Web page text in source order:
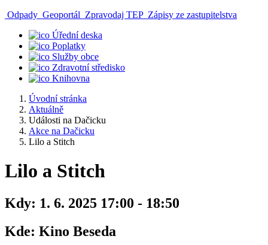
Odpady Geoportál Zpravodaj TEP Zápisy ze zastupitelstva
Úřední deska
Poplatky
Služby obce
Zdravotní středisko
Knihovna
Úvodní stránka
Aktuálně
Události na Dačicku
Akce na Dačicku
Lilo a Stitch
Lilo a Stitch
Kdy: 1. 6. 2025 17:00 - 18:50
Kde: Kino Beseda